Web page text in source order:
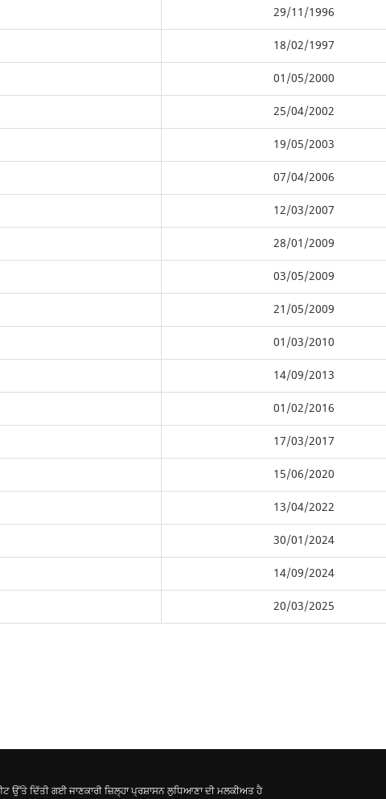
29/11/1996
18/02/1997
01/05/2000
25/04/2002
19/05/2003
07/04/2006
12/03/2007
28/01/2009
03/05/2009
21/05/2009
01/03/2010
14/09/2013
01/02/2016
17/03/2017
15/06/2020
13/04/2022
30/01/2024
14/09/2024
20/03/2025
ਉੱਤੇ ਦਿੱਤੀ ਗਈ ਜਾਣਕਾਰੀ ਜ਼ਿਲ੍ਹਾ ਪ੍ਰਸ਼ਾਸਨ ਲੁਧਿਆਣਾ ਦੀ ਮਲਕੀਅਤ ਹੈ